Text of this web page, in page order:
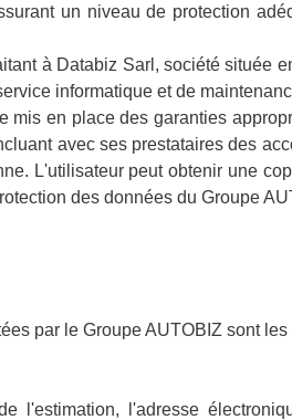
un niveau de protection
à Databiz Sarl, société située
informatique et de
en place des garanties
avec ses prestataires des
L'utilisateur peut obtenir une
des données du Groupe
par le Groupe AUTOBIZ sont les
l'estimation, l'adresse